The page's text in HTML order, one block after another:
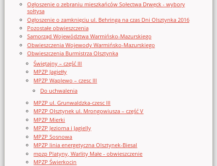
Ogłoszenie o zebraniu mieszkańców Sołectwa Drwęck - wybory
sołtysa
Ogłoszenie o zamknięciu ul. Behringa na czas Dni Olsztynka 2016
Pozostałe obwieszczenia
Samorząd Województwa Warmińsko-Mazurskiego
Obwieszczenia Wojewody Warmińsko-Mazurskiego
Obwieszczenia Burmistrza Olsztynka
Świętajny – część III
MPZP Jagiełły
MPZP Waplewo – czesc III
Do uchwalenia
MPZP ul. Grunwaldzka-czesc III
MPZP Olsztynek ul. Mrongowiusza – część V
MPZP Mierki
MPZP Jeziorna i Jagielly
MPZP Sosnowa
MPZP linia energetyczna Olsztynek-Biesal
mpzp Platyny, Warlity Małe - obwieszczenie
MPZP Świerkocin